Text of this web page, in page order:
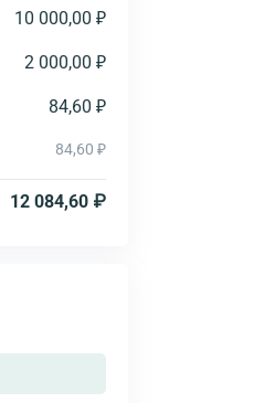
10 000,00 ₽
2 000,00 ₽
84,60 ₽
84,60 ₽
12 084,60 ₽